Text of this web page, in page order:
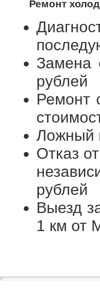
Ремонт
Замена
рублей
Ремонт
Ложный
Отказ
рублей
Выезд
1 км от